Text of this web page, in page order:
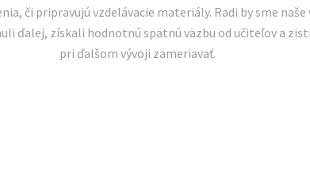
či pripravujú vzdelávacie materiály. Radi by sme
ďalej, získali hodnotnú spätnú väzbu od učiteľov a
pri ďalšom vývoji zameriavať.